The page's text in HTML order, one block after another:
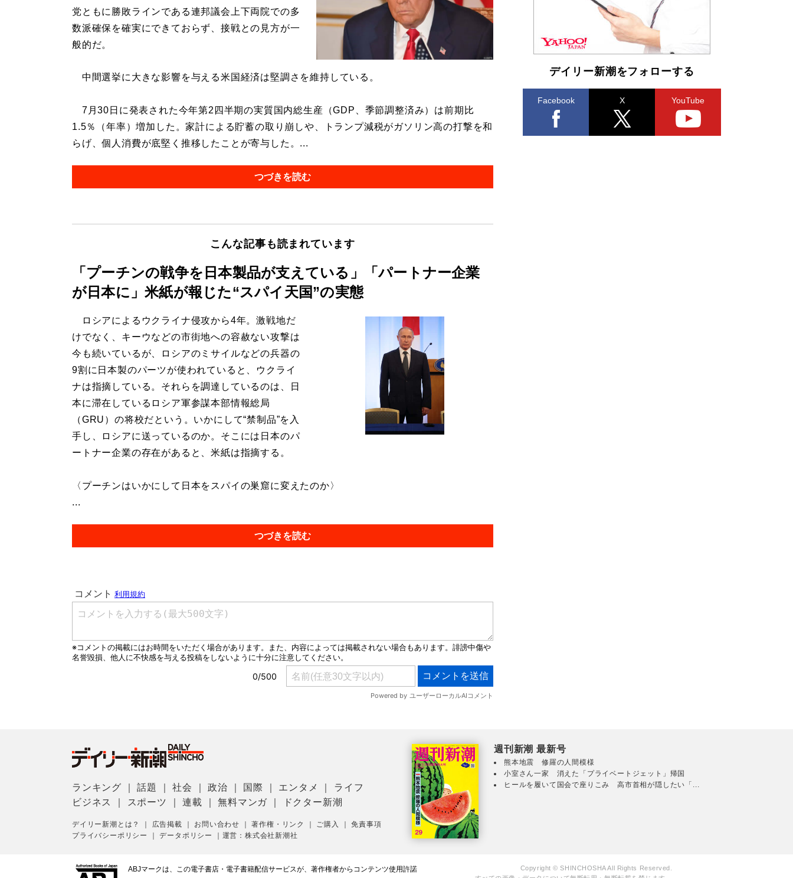
党ともに勝敗ラインである連邦議会上下両院での多
数派確保を確実にできておらず、接戦との見方が一
般的だ。
中間選挙に大きな影響を与える米国経済は堅調さを維持している。
7月30日に発表された今年第2四半期の実質国内総生産（GDP、季節調整済み）は前期比
1.5％（年率）増加した。家計による貯蓄の取り崩しや、トランプ減税がガソリン高の打撃を和
らげ、個人消費が底堅く推移したことが寄与した。...
つづきを読む
こんな記事も読まれています
「プーチンの戦争を日本製品が支えている」「パートナー企業
が日本に」米紙が報じた“スパイ天国”の実態
ロシアによるウクライナ侵攻から4年。激戦地だ
けでなく、キーウなどの市街地への容赦ない攻撃は
今も続いているが、ロシアのミサイルなどの兵器の
9割に日本製のパーツが使われていると、ウクライ
ナは指摘している。それらを調達しているのは、日
本に滞在しているロシア軍参謀本部情報総局
（GRU）の将校だという。いかにして“禁制品”を入
手し、ロシアに送っているのか。そこには日本のパ
ートナー企業の存在があると、米紙は指摘する。
〈プーチンはいかにして日本をスパイの巣窟に変えたのか〉
...
つづきを読む
Book Bang
皇室はなぜ世界から尊敬されているのか？ 「天
皇陛下はお元気でおられるか」がサウジ国王の第
一声になる理由
デイリー新潮をフォローする
Facebook X YouTube
ランキング ｜話題 ｜社会 ｜政治 国際 エンタメ
ライフ
ビジネス
スポーツ ｜連載 ｜無料マンガ ドクター新潮
デイリー新潮とは？ 広告掲載 お問い合わせ ｜著作権・リンク ご購入 ｜免責事項
プライバシーポリシー
｜データポリシー 運営：株式会社新潮社
週刊新潮 最新号
熊本地震 修羅の人間模様
小室さん一家 消えた「プライベートジェット」帰国
ヒールを履いて国会で座りこみ 高市首相が隠したい「...
ABJマークは、この電子書店・電子書籍配信サービスが、著作権者からコンテンツ使用許諾
Copyright © SHINCHOSHA All Rights Reserved.